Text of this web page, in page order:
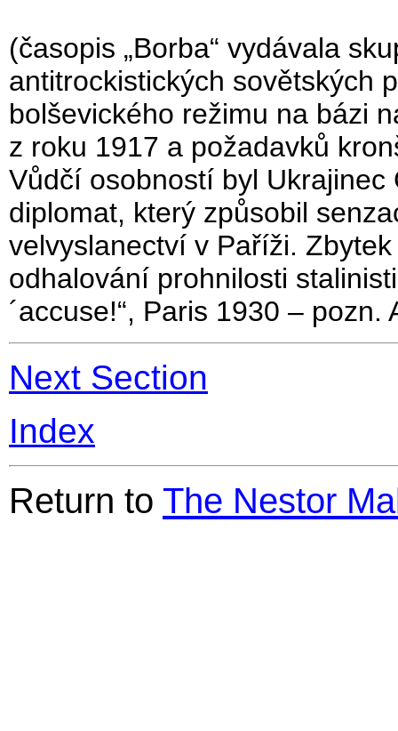
(časopis „Borba“ vydávala
antitrockistických sovětských
bolševického režimu na bázi
z roku 1917 a požadavků
Vůdčí osobností byl
diplomat, který způsobil
velvyslanectví v Paříži.
odhalování prohnilosti
´accuse!“, Paris 1930 – pozn.
Next Section
Index
Return to The Nestor